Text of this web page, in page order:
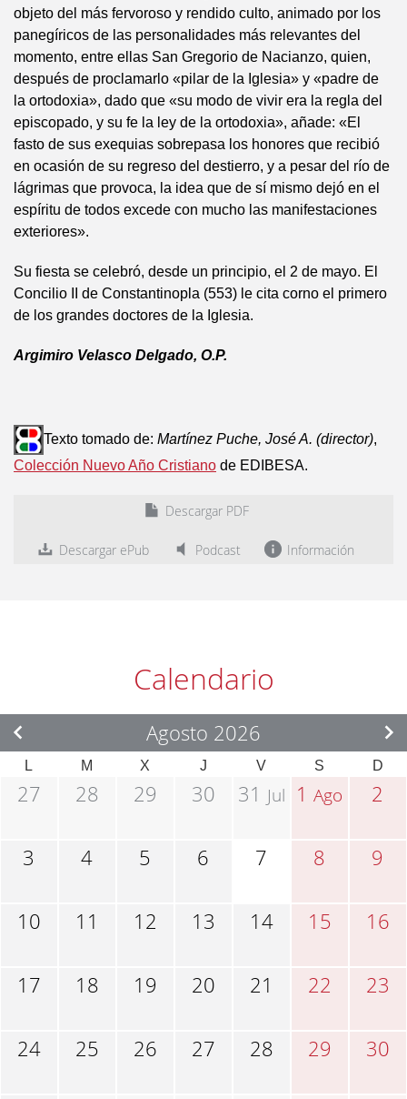
objeto del más fervoroso y rendido culto, animado por los
panegíricos de las personalidades más relevantes del
momento, entre ellas San Gregorio de Nacianzo, quien,
después de proclamarlo «pilar de la Iglesia» y «padre de
la ortodoxia», dado que «su modo de vivir era la regla del
episcopado, y su fe la ley de la ortodoxia», añade: «El
fasto de sus exequias sobrepasa los honores que recibió
en ocasión de su regreso del destierro, y a pesar del río de
lágrimas que provoca, la idea que de sí mismo dejó en el
espíritu de todos excede con mucho las manifestaciones
exteriores».
Su fiesta se celebró, desde un principio, el 2 de mayo. El
Concilio II de Constantinopla (553) le cita corno el primero
de los grandes doctores de la Iglesia.
Argimiro Velasco Delgado, O.P.
Texto tomado de: Martínez Puche, José A. (director),
Colección Nuevo Año Cristiano de EDIBESA.
Descargar PDF
Descargar ePub Podcast Información
Calendario
Agosto 2026
L M X J V S D
27 28 29 30 31 Jul 1Ago 2
3 4 5 6 7 8 9
10 11 12 13 14 15 16
17 18 19 20 21 22 23
24 25 26 27 28 29 30